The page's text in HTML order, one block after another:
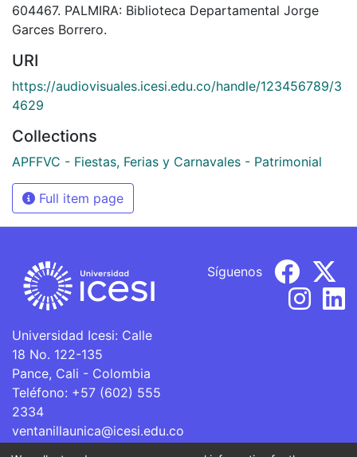
604467. PALMIRA: Biblioteca Departamental Jorge
Garces Borrero.
URI
https://audiovisuales.icesi.edu.co/handle/123456789/3
4629
Collections
APFFVC - Fiestas, Ferias y Carnavales - Patrimonial
Full item page
Universidad Icesi: Calle
18 No. 122-135
Pance, Cali - Colombia
Teléfono: +57 (602) 555
2334
ventanillaunica@icesi.edu.co
Síguenos